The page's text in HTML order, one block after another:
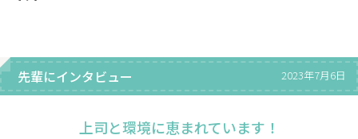
先輩にインタビュー 2023年7月6日
上司と環境に恵まれています！